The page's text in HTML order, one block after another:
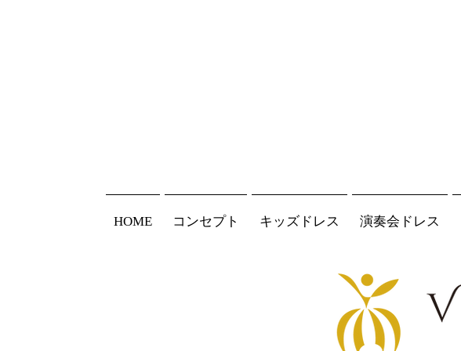
HOME コンセプト キッズドレス 演奏会ドレス